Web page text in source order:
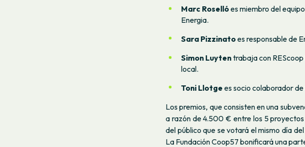
Marc Rosellóes miembro del
Energia.
Sara Pizzinatoes responsable de
Simon Luytentrabaja con
local.
Toni Llotge es socio colaborador
Los premios, que consisten en una
a razón de 4.500 € entre los 5
del público que se votará el mismo día
La Fundación Coop57 bonificará una